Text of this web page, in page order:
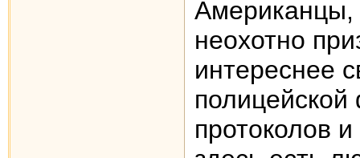
Aмериканцы,
неохотно
интереснее
протоколов